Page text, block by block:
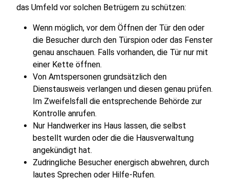
das Umfeld vor solchen Betrügern zu schützen:
Wenn möglich, vor dem Öffnen der Tür den oder
die Besucher durch den Türspion oder das Fenster
genau anschauen. Falls vorhanden, die Tür nur mit
einer Kette öffnen.
Von Amtspersonen grundsätzlich den
Dienstausweis verlangen und diesen genau prüfen.
Im Zweifelsfall die entsprechende Behörde zur
Kontrolle anrufen.
Nur Handwerker ins Haus lassen, die selbst
bestellt wurden oder die die Hausverwaltung
angekündigt hat.
Zudringliche Besucher energisch abwehren, durch
lautes Sprechen oder Hilfe-Rufen.